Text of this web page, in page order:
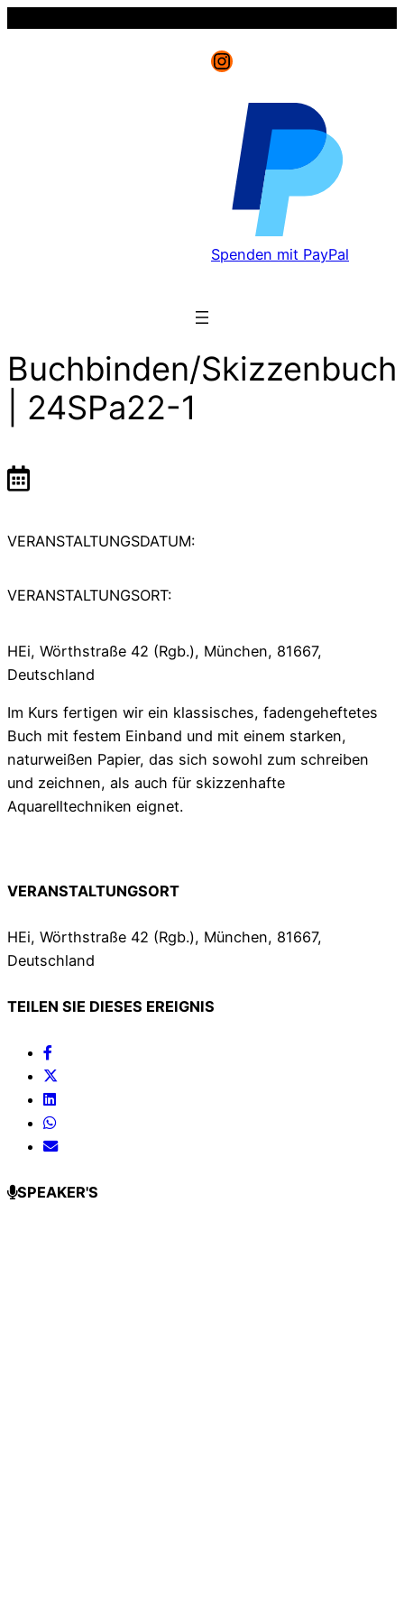
Instagram
Spenden mit PayPal
Buchbinden/Skizzenbuch
| 24SPa22-1
VERANSTALTUNGSDATUM:
VERANSTALTUNGSORT:
HEi, Wörthstraße 42 (Rgb.), München, 81667,
Deutschland
Im Kurs fertigen wir ein klassisches, fadengeheftetes
Buch mit festem Einband und mit einem starken,
naturweißen Papier, das sich sowohl zum schreiben
und zeichnen, als auch für skizzenhafte
Aquarelltechniken eignet.
VERANSTALTUNGSORT
HEi, Wörthstraße 42 (Rgb.), München, 81667,
Deutschland
TEILEN SIE DIESES EREIGNIS
SPEAKER'S